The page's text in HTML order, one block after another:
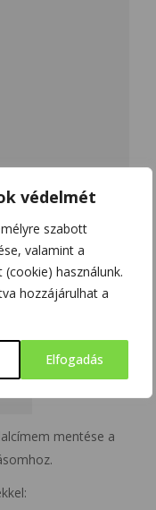
védelmét
szabott
valamint a
használunk.
hozzájárulhat a
Elfogadás
mentése a